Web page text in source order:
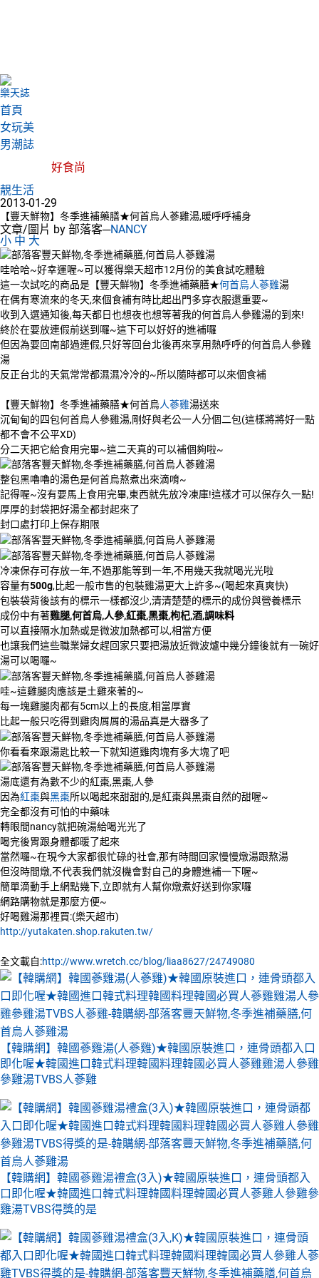
樂天誌
首頁
女玩美
男潮誌
好食尚
靚生活
2013-01-29
【豐天鮮物】冬季進補藥膳★何首烏人蔘雞湯,暖呼呼補身
文章/圖片 by 部落客─NANCY
小 中 大
哇哈哈~好幸運喔~可以獲得樂天超市12月份的美食試吃體驗
這一次試吃的商品是【豐天鮮物】冬季進補藥膳★何首烏人蔘雞湯
在偶有寒流來的冬天,來個食補有時比起出門多穿衣服還重要~
收到入選通知後,每天都日也想夜也想等著我的何首烏人參雞湯的到來!
終於在要放連假前送到囉~這下可以好好的進補囉
但因為要回南部過連假,只好等回台北後再來享用熱呼呼的何首烏人參雞
湯
反正台北的天氣常常都濕濕冷冷的~所以隨時都可以來個食補
【豐天鮮物】冬季進補藥膳★何首烏人蔘雞湯送來
沉甸甸的四包何首烏人參雞湯,剛好與老公一人分個二包(這樣將將好一點
都不會不公平XD)
分二天把它給食用完畢~這二天真的可以補個夠啦~
整包黑嚕嚕的湯色是何首烏熬煮出來滴唷~
記得喔~沒有要馬上食用完畢,東西就先放冷凍庫!這樣才可以保存久一點!
厚厚的封袋把好湯全都封起來了
封口處打印上保存期限
冷凍保存可存放一年,不過那能等到一年,不用幾天我就喝光光啦
容量有500g,比起一般市售的包裝雞湯更大上許多~(喝起來真爽快)
包裝袋背後該有的標示一樣都沒少,清清楚楚的標示的成份與營養標示
成份中有著雞腿,何首烏,人參,紅棗,黑棗,枸杞,酒,調味料
可以直接隔水加熱或是微波加熱都可以,相當方便
也讓我們這些職業婦女趕回家只要把湯放近微波爐中幾分鐘後就有一碗好
湯可以喝囉~
哇~這雞腿肉應該是土雞來著的~
每一塊雞腿肉都有5cm以上的長度,相當厚實
比起一般只吃得到雞肉屑屑的湯品真是大器多了
你看看來跟湯匙比較一下就知道雞肉塊有多大塊了吧
湯底還有為數不少的紅棗,黑棗,人參
因為紅棗與黑棗所以喝起來甜甜的,是紅棗與黑棗自然的甜喔~
完全都沒有可怕的中藥味
轉眼間nancy就把碗湯給喝光光了
喝完後胃跟身體都暖了起來
當然囉~在現今大家都很忙碌的社會,那有時間回家慢慢燉湯跟熬湯
但沒時間燉,不代表我們就沒機會對自己的身體進補一下喔~
簡單滴動手上網點幾下,立即就有人幫你燉煮好送到你家囉
網路購物就是那麼方便~
好喝雞湯那裡買:(樂天超市)
http://yutakaten.shop.rakuten.tw/
全文載自:http://www.wretch.cc/blog/liaa8627/24749080
【韓購網】韓國蔘雞湯(人蔘雞)★韓國原裝進口，連骨頭都入口
即化喔★韓國進口韓式料理韓國料理韓國必買人蔘雞雞湯人參雞
參雞湯TVBS人蔘雞
【韓購網】韓國蔘雞湯禮盒(3入)★韓國原裝進口，連骨頭都入
口即化喔★韓國進口韓式料理韓國料理韓國必買人蔘雞人參雞參
雞湯TVBS得獎的是